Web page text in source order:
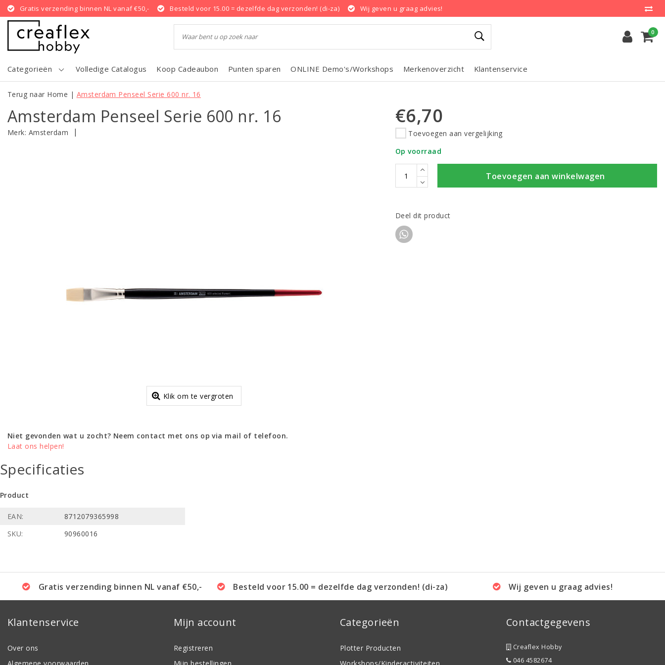
Gratis verzending binnen NL vanaf €50,- Besteld voor 15.00 = dezelfde dag verzonden! (di-za) Wij geven u graag advies!
0
Categorieën Volledige Catalogus Koop Cadeaubon Punten sparen ONLINE Demo's/Workshops Merkenoverzicht Klantenservice
Terug naar Home | Amsterdam Penseel Serie 600 nr. 16
Amsterdam Penseel Serie 600 nr. 16
Merk: Amsterdam |
Klik om te vergroten
€6,70
Toevoegen aan vergelijking
Op voorraad
Toevoegen aan winkelwagen
Deel dit product
Niet gevonden wat u zocht? Neem contact met ons op via mail of telefoon.
Laat ons helpen!
Specificaties
Product
EAN:
8712079365998
SKU:
90960016
Gratis verzending binnen NL vanaf €50,- Besteld voor 15.00 = dezelfde dag verzonden! (di-za) Wij geven u graag advies!
Klantenservice
Over ons
Mijn account
Registreren
Categorieën
Plotter Producten
Contactgegevens
Creaflex Hobby
046 4582674